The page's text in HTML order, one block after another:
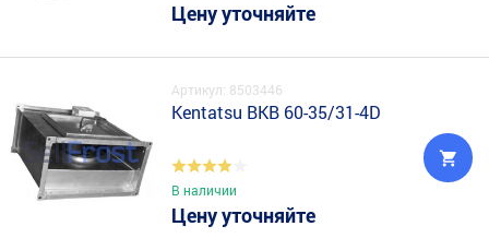
Цену уточняйте
Артикул: 8503446
Kentatsu BKB 60-35/31-4D
В наличии
Цену уточняйте